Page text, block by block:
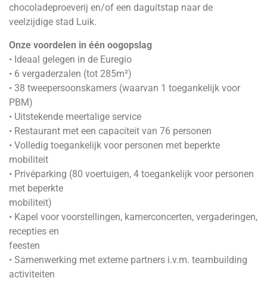
chocoladeproeverij en/of een daguitstap naar de
veelzijdige stad Luik.
Onze voordelen in één oogopslag
• Ideaal gelegen in de Euregio
• 6 vergaderzalen (tot 285m²)
• 38 tweepersoonskamers (waarvan 1 toegankelijk voor
PBM)
• Uitstekende meertalige service
• Restaurant met een capaciteit van 76 personen
• Volledig toegankelijk voor personen met beperkte
mobiliteit
• Privéparking (80 voertuigen, 4 toegankelijk voor personen
met beperkte
mobiliteit)
• Kapel voor voorstellingen, kamerconcerten, vergaderingen,
recepties en
feesten
• Samenwerking met externe partners i.v.m. teambuilding
activiteiten